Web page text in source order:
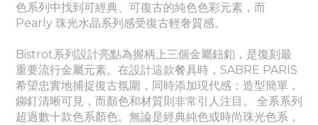
色系列中找到可經典、 可復古的純色色彩元素，而
Pearly 珠光水晶系列感受復古輕奢質感。
Bistrot系列設計亮點為握柄上三個金屬鈕釦，是復刻最
重要流行金屬元素。 在設計這款餐具時，SABRE PARIS
希望忠實地捕捉復古氛圍，同時添加現代感：造型簡單，
鉚釘清晰可見，而顏色和材質則非常引人注目。 全系系列
超過數十款色系顏色。無論是經典純色或時尚珠光色系，